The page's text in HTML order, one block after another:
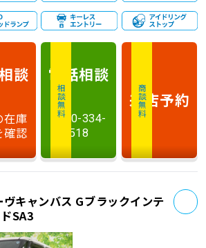
談
在庫
確認
相談無料
電話相談
0120-334-
518
商談無料
来店予約
キャンバス Gブラックインテ
SA3